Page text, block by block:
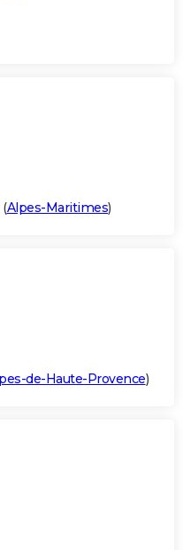
(Alpes-Maritimes)
de-Haute-Provence)